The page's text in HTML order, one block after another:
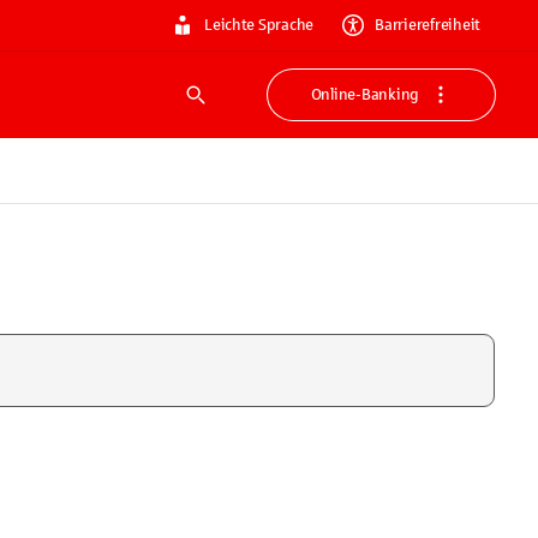
Leichte Sprache Barrierefreiheit
Suche
Online-Banking